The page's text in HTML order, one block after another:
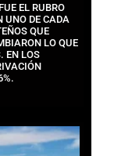
EL RUBRO
UNO DE CADA
QUE
LO QUE
EN LOS